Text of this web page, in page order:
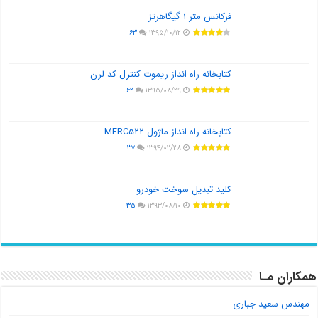
فرکانس متر ۱ گیگاهرتز
۱۳۹۵/۱۰/۱۲ ۶۳
کتابخانه راه انداز ریموت کنترل کد لرن
۱۳۹۵/۰۸/۲۹ ۶۲
کتابخانه راه انداز ماژول MFRC۵۲۲
۱۳۹۴/۰۲/۲۸ ۳۷
کلید تبدیل سوخت خودرو
۱۳۹۳/۰۸/۱۰ ۳۵
همکاران مـا
مهندس سعید جباری